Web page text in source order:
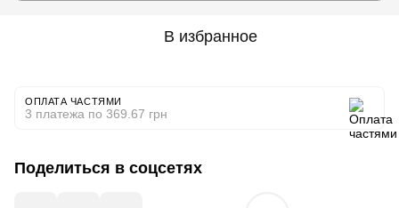
В избранное
ОПЛАТА ЧАСТЯМИ
3 платежа по 369.67 грн
Поделиться в соцсетях